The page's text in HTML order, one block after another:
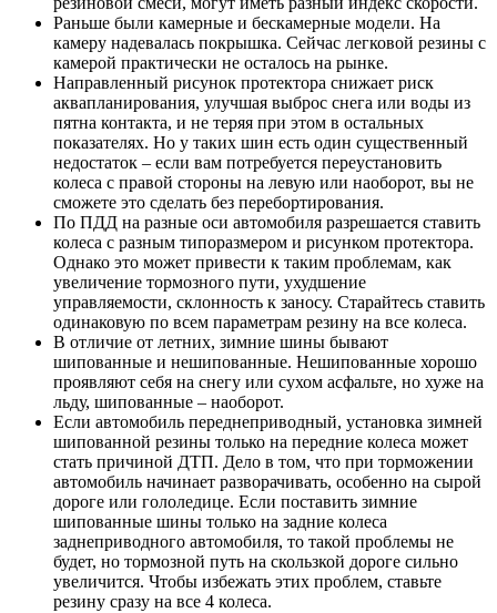
Раньше были камерные и бескамерные модели. На
камеру надевалась покрышка. Сейчас легковой резины с
камерой практически не осталось на рынке.
Направленный рисунок протектора снижает риск
аквапланирования, улучшая выброс снега или воды из
пятна контакта, и не теряя при этом в остальных
показателях. Но у таких шин есть один существенный
недостаток – если вам потребуется переустановить
колеса с правой стороны на левую или наоборот, вы не
сможете это сделать без перебортирования.
По ПДД на разные оси автомобиля разрешается ставить
колеса с разным типоразмером и рисунком протектора.
Однако это может привести к таким проблемам, как
увеличение тормозного пути, ухудшение
управляемости, склонность к заносу. Старайтесь ставить
одинаковую по всем параметрам резину на все колеса.
В отличие от летних, зимние шины бывают
шипованные и нешипованные. Нешипованные хорошо
проявляют себя на снегу или сухом асфальте, но хуже на
льду, шипованные – наоборот.
Если автомобиль переднеприводный, установка зимней
шипованной резины только на передние колеса может
стать причиной ДТП. Дело в том, что при торможении
автомобиль начинает разворачивать, особенно на сырой
дороге или гололедице. Если поставить зимние
шипованные шины только на задние колеса
заднеприводного автомобиля, то такой проблемы не
будет, но тормозной путь на скользкой дороге сильно
увеличится. Чтобы избежать этих проблем, ставьте
резину сразу на все 4 колеса.